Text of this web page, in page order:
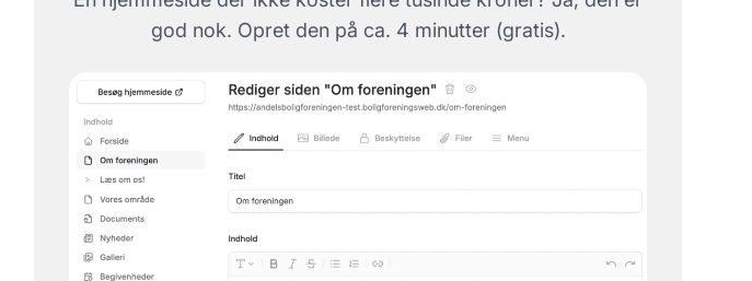
god nok. Opret den på ca. 4 minutter (gratis).